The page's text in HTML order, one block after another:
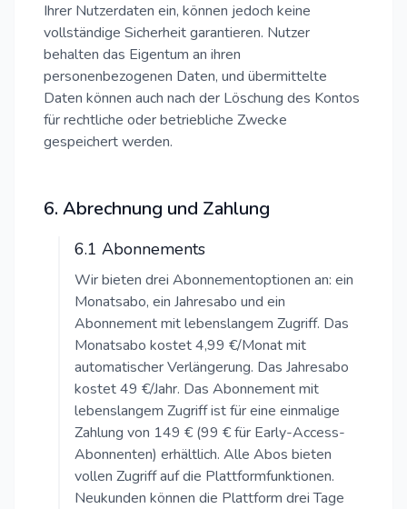
Ihrer Nutzerdaten ein, können jedoch keine
vollständige Sicherheit garantieren. Nutzer
behalten das Eigentum an ihren
personenbezogenen Daten, und übermittelte
Daten können auch nach der Löschung des Kontos
für rechtliche oder betriebliche Zwecke
gespeichert werden.
6. Abrechnung und Zahlung
6.1 Abonnements
Wir bieten drei Abonnementoptionen an: ein
Monatsabo, ein Jahresabo und ein
Abonnement mit lebenslangem Zugriff. Das
Monatsabo kostet 4,99 €/Monat mit
automatischer Verlängerung. Das Jahresabo
kostet 49 €/Jahr. Das Abonnement mit
lebenslangem Zugriff ist für eine einmalige
Zahlung von 149 € (99 € für Early-Access-
Abonnenten) erhältlich. Alle Abos bieten
vollen Zugriff auf die Plattformfunktionen.
Neukunden können die Plattform drei Tage